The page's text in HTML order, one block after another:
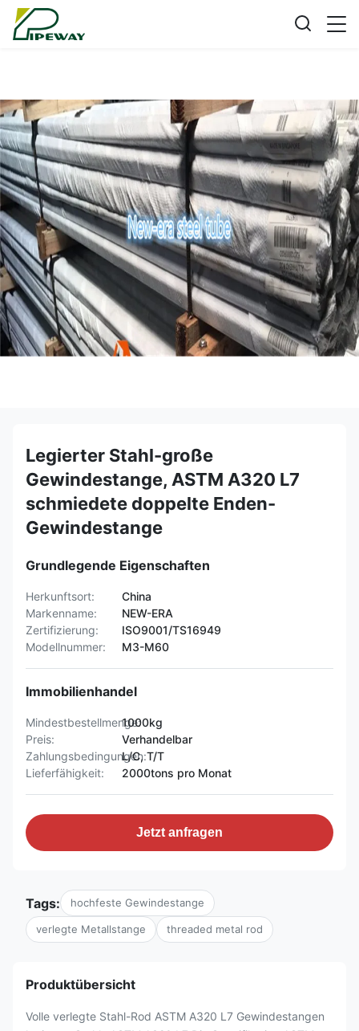
Legierter Stahl-große
Gewindestange, ASTM A320 L7
schmiedete doppelte Enden-
Gewindestange
Grundlegende Eigenschaften
Herkunftsort:
China
Markenname:
NEW-ERA
Zertifizierung:
ISO9001/TS16949
Modellnummer:
M3-M60
Immobilienhandel
Mindestbestellmenge:1000kg
Preis:
Verhandelbar
Zahlungsbedingungen:
L/C, T/T
Lieferfähigkeit:
2000tons pro Monat
Jetzt anfragen
Tags: hochfeste Gewindestange
verlegte Metallstange threaded metal rod
Produktübersicht
Volle verlegte Stahl-Rod ASTM A320 L7 Gewindestangen